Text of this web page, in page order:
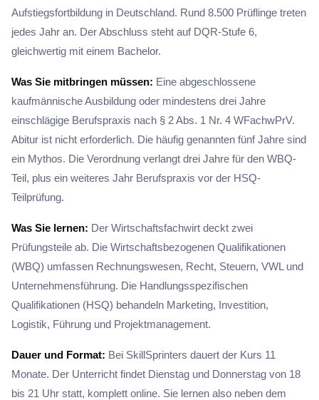
Aufstiegsfortbildung in Deutschland. Rund 8.500 Prüflinge treten
jedes Jahr an. Der Abschluss steht auf DQR-Stufe 6,
gleichwertig mit einem Bachelor.
Was Sie mitbringen müssen: Eine abgeschlossene
kaufmännische Ausbildung oder mindestens drei Jahre
einschlägige Berufspraxis nach § 2 Abs. 1 Nr. 4 WFachwPrV.
Abitur ist nicht erforderlich. Die häufig genannten fünf Jahre sind
ein Mythos. Die Verordnung verlangt drei Jahre für den WBQ-
Teil, plus ein weiteres Jahr Berufspraxis vor der HSQ-
Teilprüfung.
Was Sie lernen: Der Wirtschaftsfachwirt deckt zwei
Prüfungsteile ab. Die Wirtschaftsbezogenen Qualifikationen
(WBQ) umfassen Rechnungswesen, Recht, Steuern, VWL und
Unternehmensführung. Die Handlungsspezifischen
Qualifikationen (HSQ) behandeln Marketing, Investition,
Logistik, Führung und Projektmanagement.
Dauer und Format: Bei SkillSprinters dauert der Kurs 11
Monate. Der Unterricht findet Dienstag und Donnerstag von 18
bis 21 Uhr statt, komplett online. Sie lernen also neben dem